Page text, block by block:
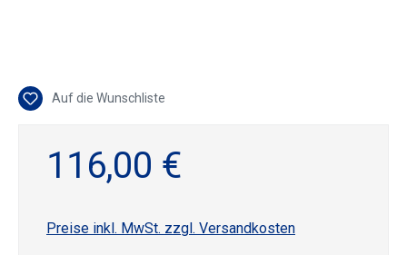
Auf die Wunschliste
116,00 €
Preise inkl. MwSt. zzgl. Versandkosten